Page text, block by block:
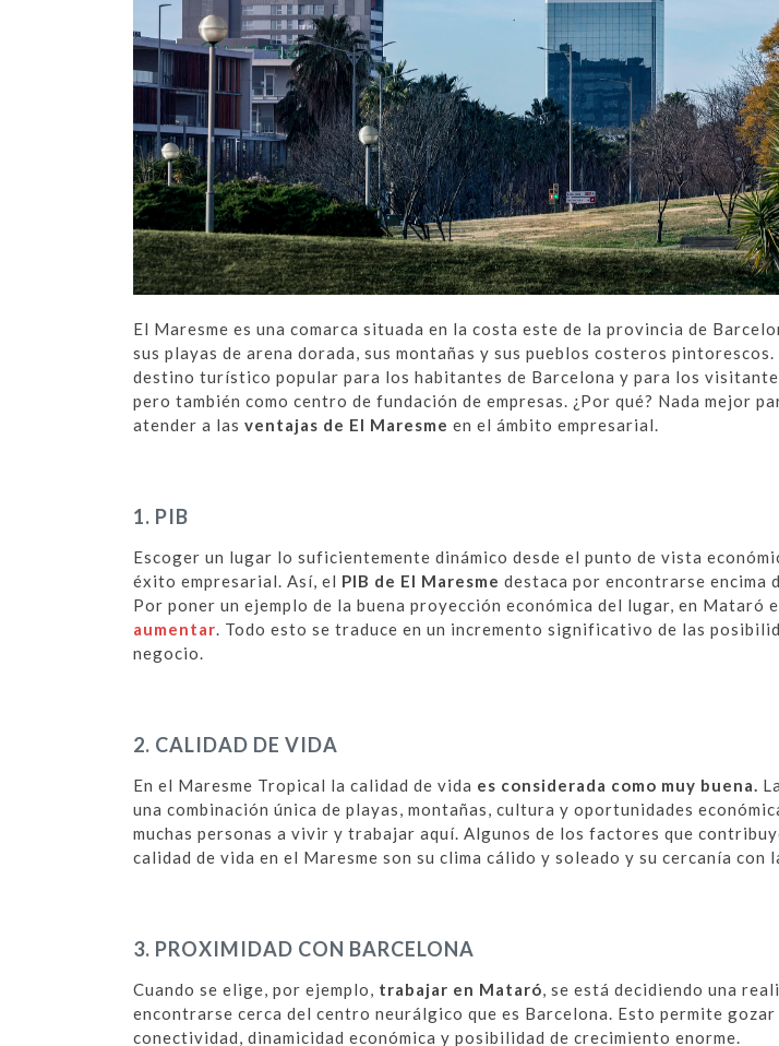
El Maresme es una comarca situada en la costa este de la provincia de
sus playas de arena dorada, sus montañas y sus pueblos costeros pintorescos.
destino turístico popular para los habitantes de Barcelona y para los
pero también como centro de fundación de empresas. ¿Por qué? Nada mejor
atender a las ventajas de El Maresme en el ámbito empresarial.
1. PIB
Escoger un lugar lo suficientemente dinámico desde el punto de vista
éxito empresarial. Así, el PIB de El Maresme destaca por encontrarse encima
Por poner un ejemplo de la buena proyección económica del lugar, en Mataró
aumentar. Todo esto se traduce en un incremento significativo de las
negocio.
2. CALIDAD DE VIDA
En el Maresme Tropical la calidad de vida es considerada como muy buena.
una combinación única de playas, montañas, cultura y oportunidades
muchas personas a vivir y trabajar aquí. Algunos de los factores que
calidad de vida en el Maresme son su clima cálido y soleado y su cercanía con
3. PROXIMIDAD CON BARCELONA
Cuando se elige, por ejemplo, trabajar en Mataró, se está decidiendo una
encontrarse cerca del centro neurálgico que es Barcelona. Esto permite gozar
conectividad, dinamicidad económica y posibilidad de crecimiento enorme.